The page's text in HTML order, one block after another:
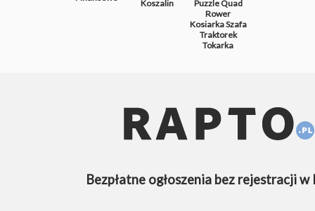
Koszalin PuzzleQuad
Rower
KosiarkaSzafa
Traktorek
Tokarka
Bezpłatne ogłoszenia bez rejestracji w